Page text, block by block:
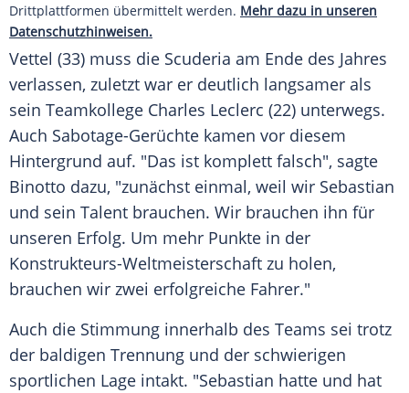
Drittplattformen übermittelt werden. Mehr dazu in unseren
Datenschutzhinweisen.
Vettel (33) muss die Scuderia am Ende des Jahres
verlassen, zuletzt war er deutlich langsamer als
sein Teamkollege Charles Leclerc (22) unterwegs.
Auch Sabotage-Gerüchte kamen vor diesem
Hintergrund auf. "Das ist komplett falsch", sagte
Binotto dazu, "zunächst einmal, weil wir Sebastian
und sein Talent brauchen. Wir brauchen ihn für
unseren Erfolg. Um mehr Punkte in der
Konstrukteurs-Weltmeisterschaft zu holen,
brauchen wir zwei erfolgreiche Fahrer."
Auch die Stimmung innerhalb des Teams sei trotz
der baldigen Trennung und der schwierigen
sportlichen Lage intakt. "Sebastian hatte und hat